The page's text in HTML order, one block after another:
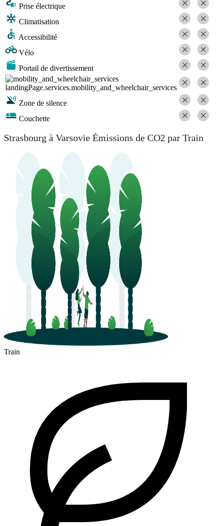
Prise électrique
Climatisation
Accessibilité
Vélo
Portail de divertissement
landingPage.services.mobility_and_wheelchair_services
Zone de silence
Couchette
Strasbourg à Varsovie Émissions de CO2 par Train
Train